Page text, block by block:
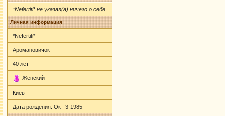
*Nefertiti* не указал(а) ничего о себе.
Личная информация
*Nefertiti*
Аромановичок
40 лет
Женский
Киев
Дата рождения: Окт-3-1985